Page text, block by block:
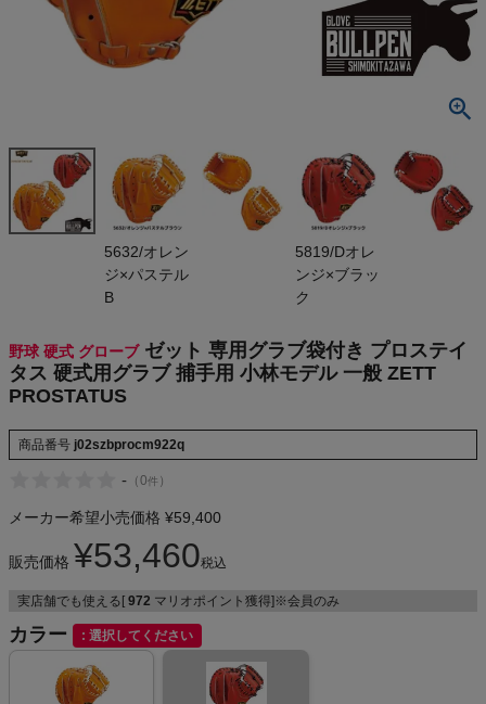
ス 硬式用グ
ラブ 捕手用
小林モデル
一般 ZETT P
ROSTATUS
(税込)
THE NORTH FACE
NIKE
CHUMS
HOKA
もっと見る
メンズカジュアルウェア
レディースカジュアルウェア
5632/オレン
ジ×パステル
B
5819/Dオレ
ンジ×ブラッ
ク
野球 硬式 グローブ ゼット 専用グラブ袋付き プロステイ
タス 硬式用グラブ 捕手用 小林モデル 一般 ZETT
PROSTATUS
商品番号 j02szbprocm922q
- （0件 ）
メーカー希望小売価格 ¥59,400
販売価格 ¥53,460税込
実店舗でも使える[ 972 マリオポイント獲得]※会員のみ
カラー 選択してください